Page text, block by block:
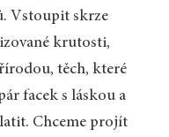
Vstoupit skrze
krutosti,
těch, které
facek s láskou a
Chceme projít